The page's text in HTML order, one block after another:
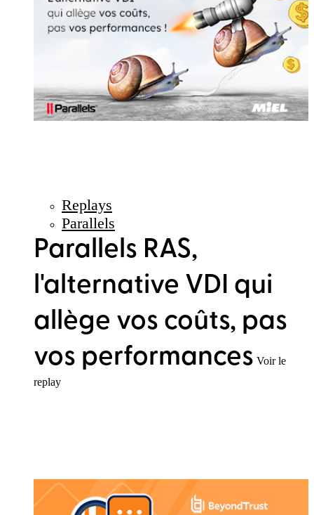
Replays
Parallels
Parallels RAS,
l'alternative VDI qui
allège vos coûts, pas
vos performances Voir le
replay